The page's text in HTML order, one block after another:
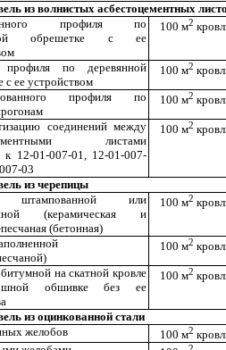
из волнистых асбестоцементных
профиля по
обрешетке с ее
100 м2
профиля по деревянной
с ее устройством
100 м2
профиля по
100 м2
соединений между
листами
к 12-01-007-01, 12-01-007-
03
100 м2
из черепицы
штампованной или
(керамическая и
(бетонная)
100 м2
100 м2
на скатной кровле
обшивке без ее
100 м2
из оцинкованной стали
желобов 100 м2